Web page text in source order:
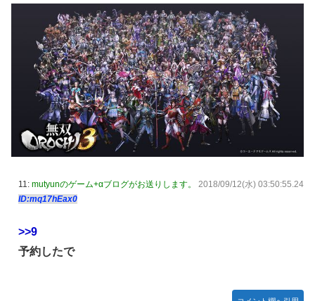
だと思うんだけど
5期・6期 人気ランキング
冨里奈央ちゃん、おへそ見せガチでエグいって・・・
11: mutyunのゲーム+αブログがお送りします。
2018/09/12(水) 03:50:55.24
ID:mq17hEax0
>>9
予約したで